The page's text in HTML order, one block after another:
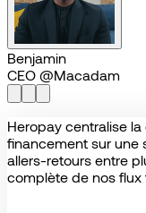
Benjamin
CEO @Macadam
Heropay centralise la
financement sur une
allers-retours entre
complète de nos flux